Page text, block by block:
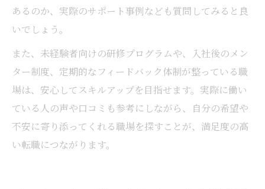
あるのか、実際のサポート事例なども質問してみると良
いでしょう。
また、未経験者向けの研修プログラムや、入社後のメン
ター制度、定期的なフィードバック体制が整っている職
場は、安心してスキルアップを目指せます。実際に働い
ている人の声や口コミも参考にしながら、自分の希望や
不安に寄り添ってくれる職場を探すことが、満足度の高
い転職につながります。